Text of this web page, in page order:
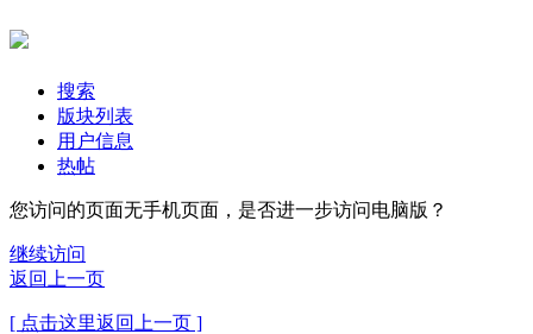
搜索
版块列表
用户信息
热帖
您访问的页面无手机页面，是否进一步访问电脑版？
继续访问
返回上一页
[ 点击这里返回上一页 ]